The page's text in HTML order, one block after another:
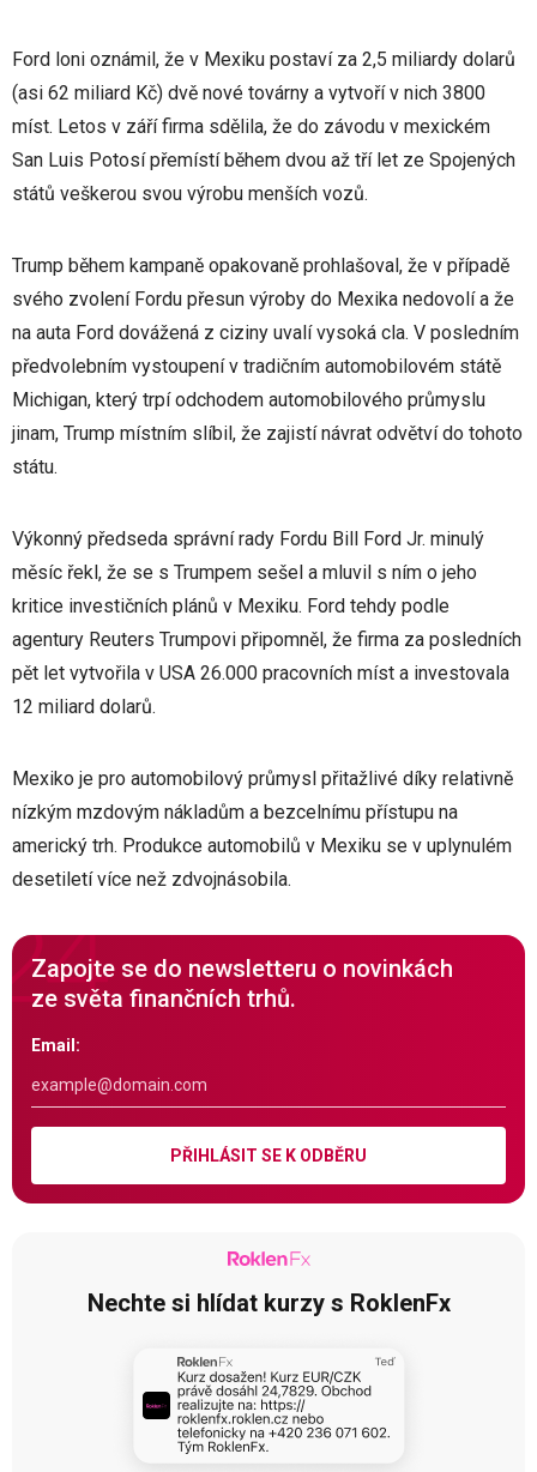
Ford loni oznámil, že v Mexiku postaví za 2,5 miliardy dolarů
(asi 62 miliard Kč) dvě nové továrny a vytvoří v nich 3800
míst. Letos v září firma sdělila, že do závodu v mexickém
San Luis Potosí přemístí během dvou až tří let ze Spojených
států veškerou svou výrobu menších vozů.
Trump během kampaně opakovaně prohlašoval, že v případě
svého zvolení Fordu přesun výroby do Mexika nedovolí a že
na auta Ford dovážená z ciziny uvalí vysoká cla. V posledním
předvolebním vystoupení v tradičním automobilovém státě
Michigan, který trpí odchodem automobilového průmyslu
jinam, Trump místním slíbil, že zajistí návrat odvětví do tohoto
státu.
Výkonný předseda správní rady Fordu Bill Ford Jr. minulý
měsíc řekl, že se s Trumpem sešel a mluvil s ním o jeho
kritice investičních plánů v Mexiku. Ford tehdy podle
agentury Reuters Trumpovi připomněl, že firma za posledních
pět let vytvořila v USA 26.000 pracovních míst a investovala
12 miliard dolarů.
Mexiko je pro automobilový průmysl přitažlivé díky relativně
nízkým mzdovým nákladům a bezcelnímu přístupu na
americký trh. Produkce automobilů v Mexiku se v uplynulém
desetiletí více než zdvojnásobila.
Zapojte se do newsletteru o novinkách
ze světa finančních trhů.
Email:
PŘIHLÁSIT SE K ODBĚRU
Nechte si hlídat kurzy s RoklenFx